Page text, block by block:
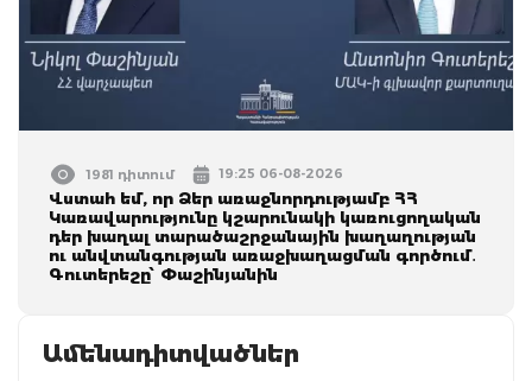
1981 դիտում 19:25 06-08-2026
Վստահ եմ, որ Ձեր առաջնորդությամբ ՀՀ
Կառավարությունը կշարունակի կառուցողական
դեր խաղալ տարածաշրջանային խաղաղության
ու անվտանգության առաջխաղացման գործում․
Գուտերեշը՝ Փաշինյանին
Ամենադիտվածներ